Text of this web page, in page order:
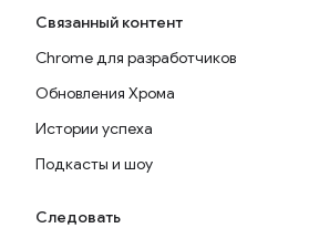
Связанный контент
Chrome для разработчиков
Обновления Хрома
Истории успеха
Подкасты и шоу
Следовать